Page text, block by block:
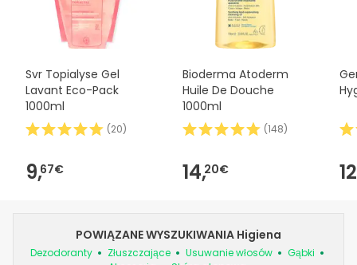
Svr Topialyse Gel
Lavant Eco-Pack
1000ml
(20)
9,67€
Bioderma Atoderm
Huile De Douche
1000ml
(148)
14,20€
POWIĄZANE WYSZUKIWANIA Higiena
Dezodoranty Złuszczające Usuwanie włosów
Gąbki